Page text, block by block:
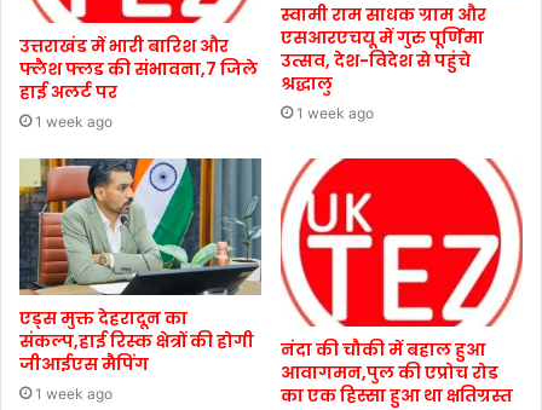
उत्तराखंड में भारी बारिश और
फ्लैश फ्लड की संभावना,7 जिले
हाई अलर्ट पर
1 week ago
स्वामी राम साधक ग्राम और
एसआरएचयू में गुरु पूर्णिमा
उत्सव, देश-विदेश से पहुंचे
श्रद्धालु
1 week ago
एड्स मुक्त देहरादून का
संकल्प,हाई रिस्क क्षेत्रों की होगी
जीआईएस मैपिंग
1 week ago
नंदा की चौकी में बहाल हुआ
आवागमन,पुल की एप्रोच रोड
का एक हिस्सा हुआ था क्षतिग्रस्त